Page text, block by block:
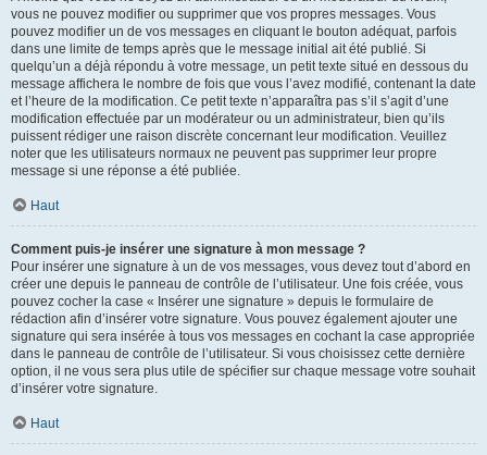
vous ne pouvez modifier ou supprimer que vos propres messages. Vous
pouvez modifier un de vos messages en cliquant le bouton adéquat, parfois
dans une limite de temps après que le message initial ait été publié. Si
quelqu’un a déjà répondu à votre message, un petit texte situé en dessous du
message affichera le nombre de fois que vous l’avez modifié, contenant la date
et l’heure de la modification. Ce petit texte n’apparaîtra pas s’il s’agit d’une
modification effectuée par un modérateur ou un administrateur, bien qu’ils
puissent rédiger une raison discrète concernant leur modification. Veuillez
noter que les utilisateurs normaux ne peuvent pas supprimer leur propre
message si une réponse a été publiée.
Haut
Comment puis-je insérer une signature à mon message ?
Pour insérer une signature à un de vos messages, vous devez tout d’abord en
créer une depuis le panneau de contrôle de l’utilisateur. Une fois créée, vous
pouvez cocher la case « Insérer une signature » depuis le formulaire de
rédaction afin d’insérer votre signature. Vous pouvez également ajouter une
signature qui sera insérée à tous vos messages en cochant la case appropriée
dans le panneau de contrôle de l’utilisateur. Si vous choisissez cette dernière
option, il ne vous sera plus utile de spécifier sur chaque message votre souhait
d’insérer votre signature.
Haut